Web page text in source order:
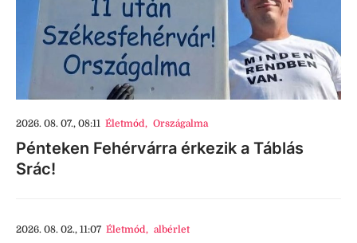
2026. 08. 07., 08:11 Életmód, Országalma
Pénteken Fehérvárra érkezik a Táblás
Srác!
2026. 08. 02., 11:07 Életmód, albérlet